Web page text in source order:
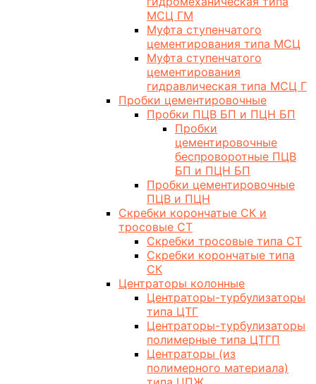
МСЦ ГМ
Муфта ступенчатого
цементирования типа МСЦ
Муфта ступенчатого
цементирования
гидравлическая типа МСЦ Г
Пробки цементировочные
Пробки ПЦВ БП и ПЦН БП
Пробки
цементировочные
беспроворотные ПЦВ
БП и ПЦН БП
Пробки цементировочные
ПЦВ и ПЦН
Скребки корончатые СК и
тросовые СТ
Скребки тросовые типа СТ
Скребки корончатые типа
СК
Центраторы колонные
Центраторы-турбулизаторы
типа ЦТГ
Центраторы-турбулизаторы
полимерные типа ЦТГП
Центраторы (из
полимерного материала)